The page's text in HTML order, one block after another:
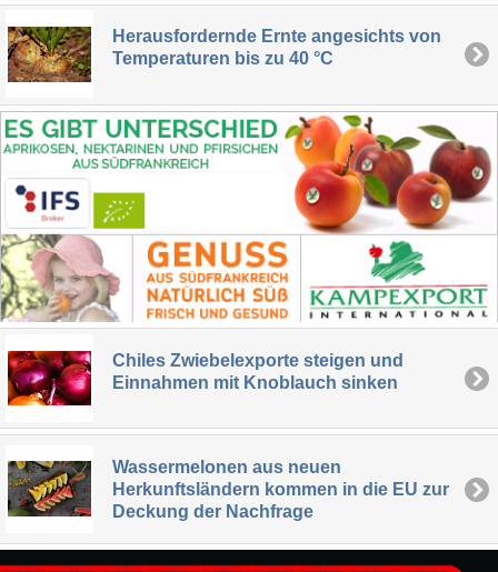
Herausfordernde Ernte angesichts von
Temperaturen bis zu 40 °C
Chiles Zwiebelexporte steigen und
Einnahmen mit Knoblauch sinken
Wassermelonen aus neuen
Herkunftsländern kommen in die EU zur
Deckung der Nachfrage